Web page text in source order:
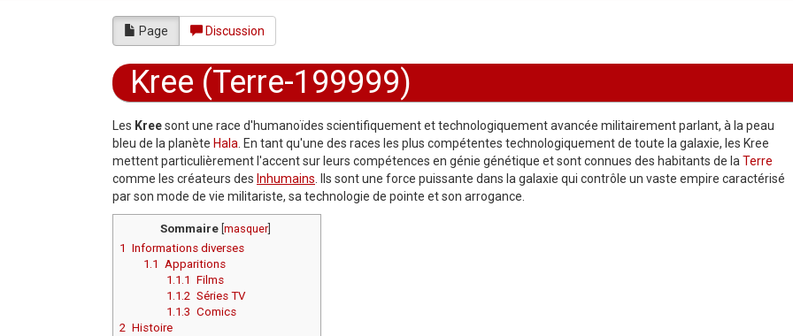
Page Discussion
Kree (Terre-199999)
Les Kreesont une race d'humanoïdes scientifiquement et technologiquement avancée militairement parlant, à la peau
bleu de la planète Hala. En tant qu'une des races les plus compétentes technologiquement de toute la galaxie, les Kree
mettent particulièrement l'accent sur leurs compétences en génie génétique et sont connues des habitants de laTerre
comme les créateurs des Inhumains. Ils sont une force puissante dans la galaxie qui contrôle un vaste empire caractérisé
par son mode de vie militariste, sa technologie de pointe et son arrogance.
Sommaire masquer
1 Informations diverses
1.1 Apparitions
1.1.1
Films
1.1.2 Séries TV
1.1.3 Comics
2 Histoire